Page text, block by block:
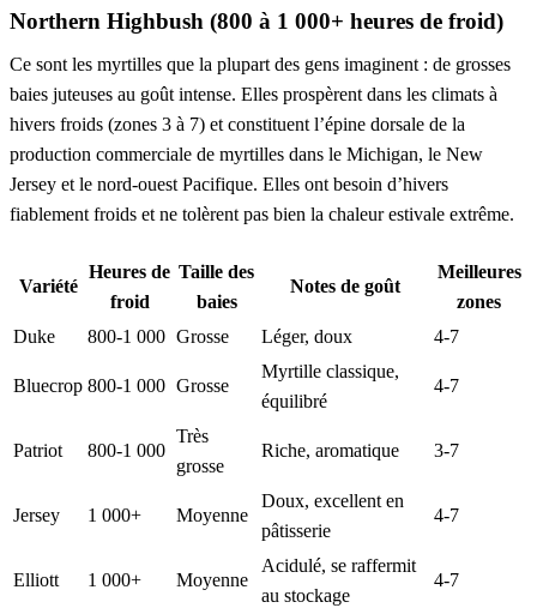
Northern Highbush (800 à 1 000+ heures de froid)
Ce sont les myrtilles que la plupart des gens imaginent : de grosses
baies juteuses au goût intense. Elles prospèrent dans les climats à
hivers froids (zones 3 à 7) et constituent l’épine dorsale de la
production commerciale de myrtilles dans le Michigan, le New
Jersey et le nord-ouest Pacifique. Elles ont besoin d’hivers
fiablement froids et ne tolèrent pas bien la chaleur estivale extrême.
Variété
Heures de
froid
Taille des
baies
Notes de goût
Meilleures
zones
Duke
800-1 000 Grosse Léger, doux 4-7
Bluecrop 800-1 000 Grosse
Myrtille classique,
équilibré
4-7
Patriot 800-1 000
Très
grosse
Riche, aromatique 3-7
Jersey 1 000+ Moyenne
Doux, excellent en
pâtisserie
4-7
Elliott 1 000+ Moyenne
Acidulé, se raffermit
au stockage
4-7